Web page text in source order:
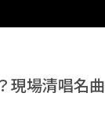
現場清唱名曲